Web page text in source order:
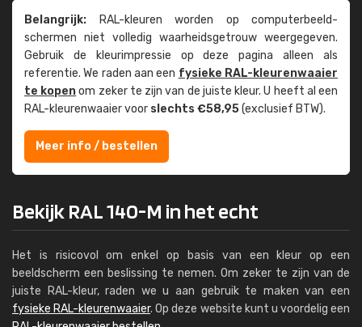
Belangrijk: RAL-kleuren worden op computer­beeld­
schermen niet volledig waarheids­­getrouw weer­gegeven.
Gebruik de kleur­impressie op deze pagina alleen als
referentie. We raden aan een fysieke RAL-kleuren­waaier
te kopenom zeker te zijn van de juiste kleur. U heeft al een
RAL-kleuren­waaier voor slechts €58,95(exclusief BTW).
Meer info / bestellen
Bekijk RAL 140-M in het echt
Het is risicovol om enkel op basis van een kleur op een
beeldscherm een beslissing te nemen. Om zeker te zijn van de
juiste RAL-kleur, raden we u aan gebruik te maken van een
fysieke RAL-kleurenwaaier. Op deze website kunt u voordelig een